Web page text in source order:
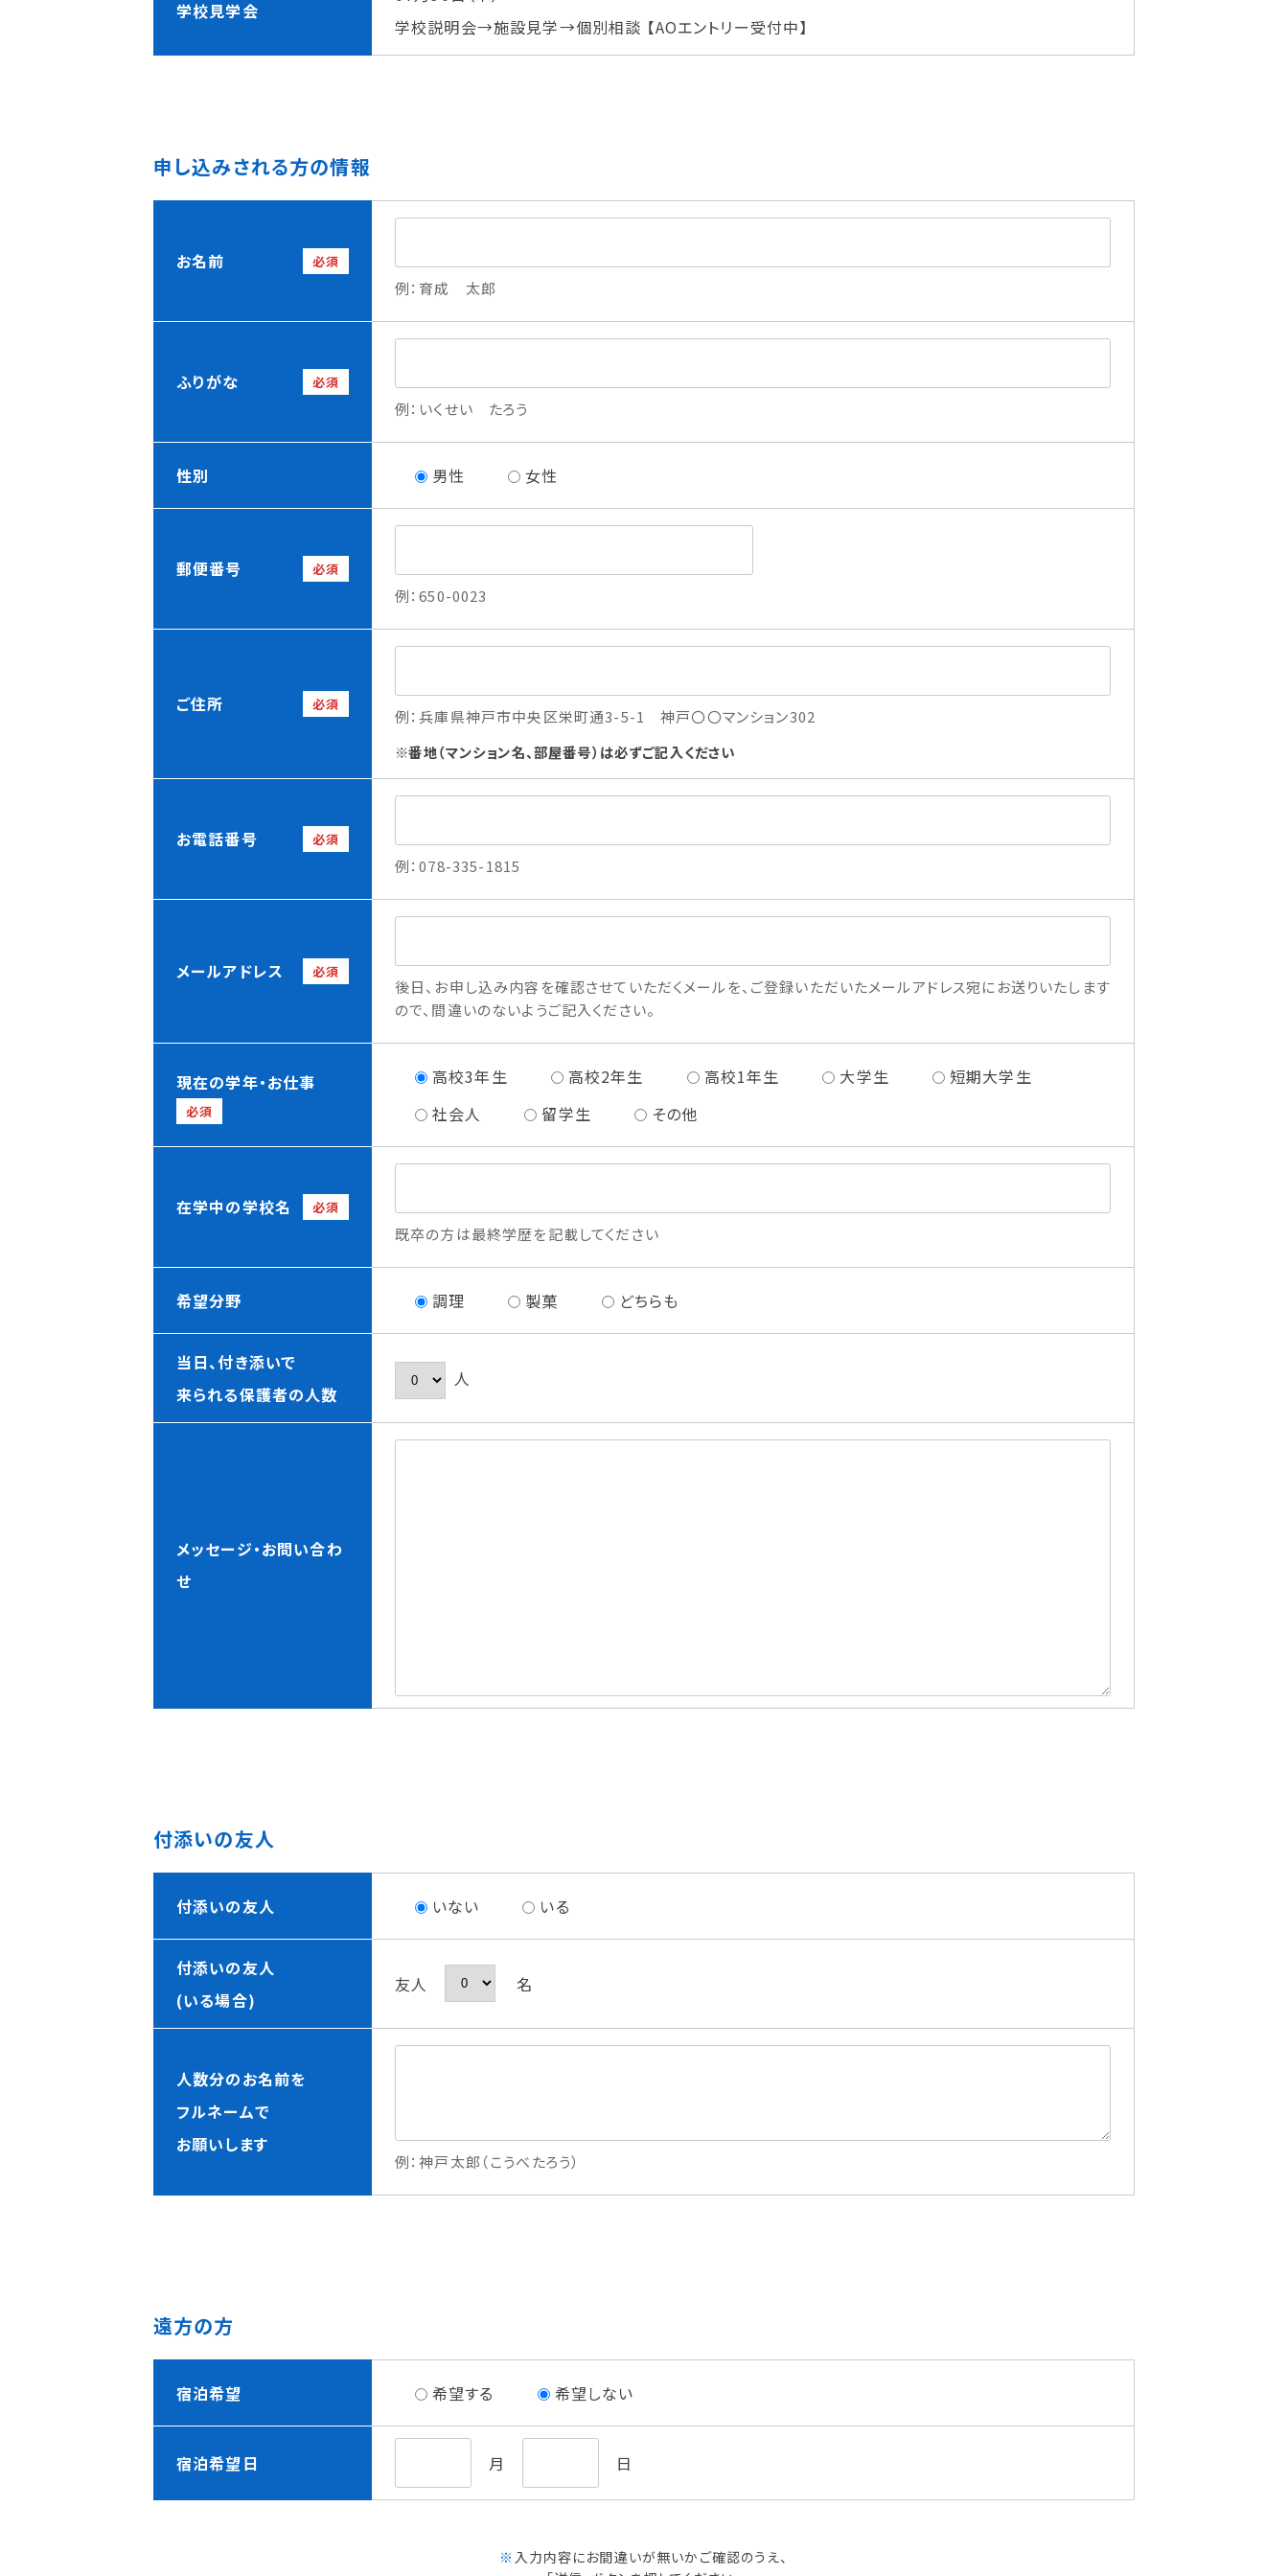
理事長メッセージ
住まいサポート
Wライセンスコース
資格・就職
資格について
就職について
内定者VOICE
インターンシップ
コックコート紹介
留学生の方へ(for Foreign
卒業生の方へ・
企業担当者の方へ
保護者の方へ
学校見学会
学校説明会→施設見学→個別相談 【AOエントリー受付中】
申し込みされる方の情報
お名前 必須
例：育成 太郎
ふりがな 必須
例：いくせい たろう
性別 男性 女性
郵便番号 必須
例：650-0023
ご住所 必須
例：兵庫県神戸市中央区栄町通3-5-1 神戸〇〇マンション302
番地（マンション名、部屋番号）は必ずご記入ください
お電話番号 必須
例：078-335-1815
メールアドレス 必須
後日、お申し込み内容を確認させていただくメールを、ご登録いただいたメールアドレス宛にお送りいたします
ので、間違いのないようご記入ください。
現在の学年・お仕事
必須
高校3年生 高校2年生 高校1年生 大学生
短期大学生
社会人
留学生 その他
在学中の学校名 必須
既卒の方は最終学歴を記載してください
希望分野 調理 製菓 どちらも
当日、付き添いで
来られる保護者の人数
人
メッセージ・お問い合わ
せ
付添いの友人
付添いの友人 いない いる
付添いの友人
(いる場合)
友人 名
人数分のお名前を
フルネームで
お願いします
例：神戸太郎（こうべたろう）
遠方の方
宿泊希望 希望する 希望しない
宿泊希望日 月 日
※ 入力内容にお間違いが無いかご確認のうえ、